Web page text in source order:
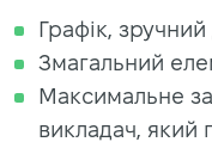
Графік,
Змагальний
Максимальне
викладач, який